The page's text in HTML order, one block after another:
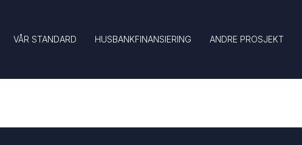
VÅR STANDARD HUSBANKFINANSIERING ANDRE PROSJEKT